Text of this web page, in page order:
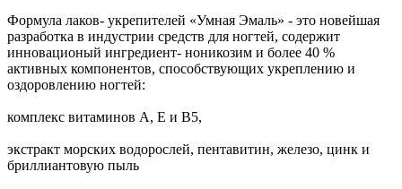
Формула лаков- укрепителей «Умная Эмаль» - это новейшая
разработка в индустрии средств для ногтей, содержит
инновационый ингредиент- ноникозим и более 40 %
активных компонентов, способствующих укреплению и
оздоровлению ногтей:
комплекс витаминов А, Е и В5,
экстракт морских водорослей, пентавитин, железо, цинк и
бриллиантовую пыль